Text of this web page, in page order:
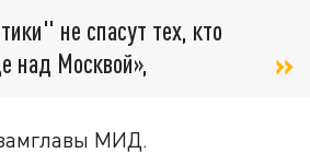
не спасут тех, кто
над Москвой»,
МИД.